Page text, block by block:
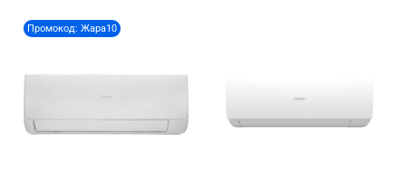
Промокод: Жара10